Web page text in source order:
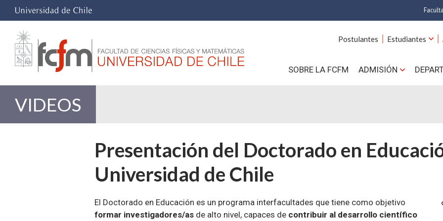
Postulantes Estudiantes
SOBRE LA FCFM ADMISIÓN
VIDEOS
Presentación del Doctorado en
Universidad de Chile
El Doctorado en Educación es un programa interfacultades que tiene como objetivo
formar investigadores/as de alto nivel, capaces de contribuir al desarrollo científico